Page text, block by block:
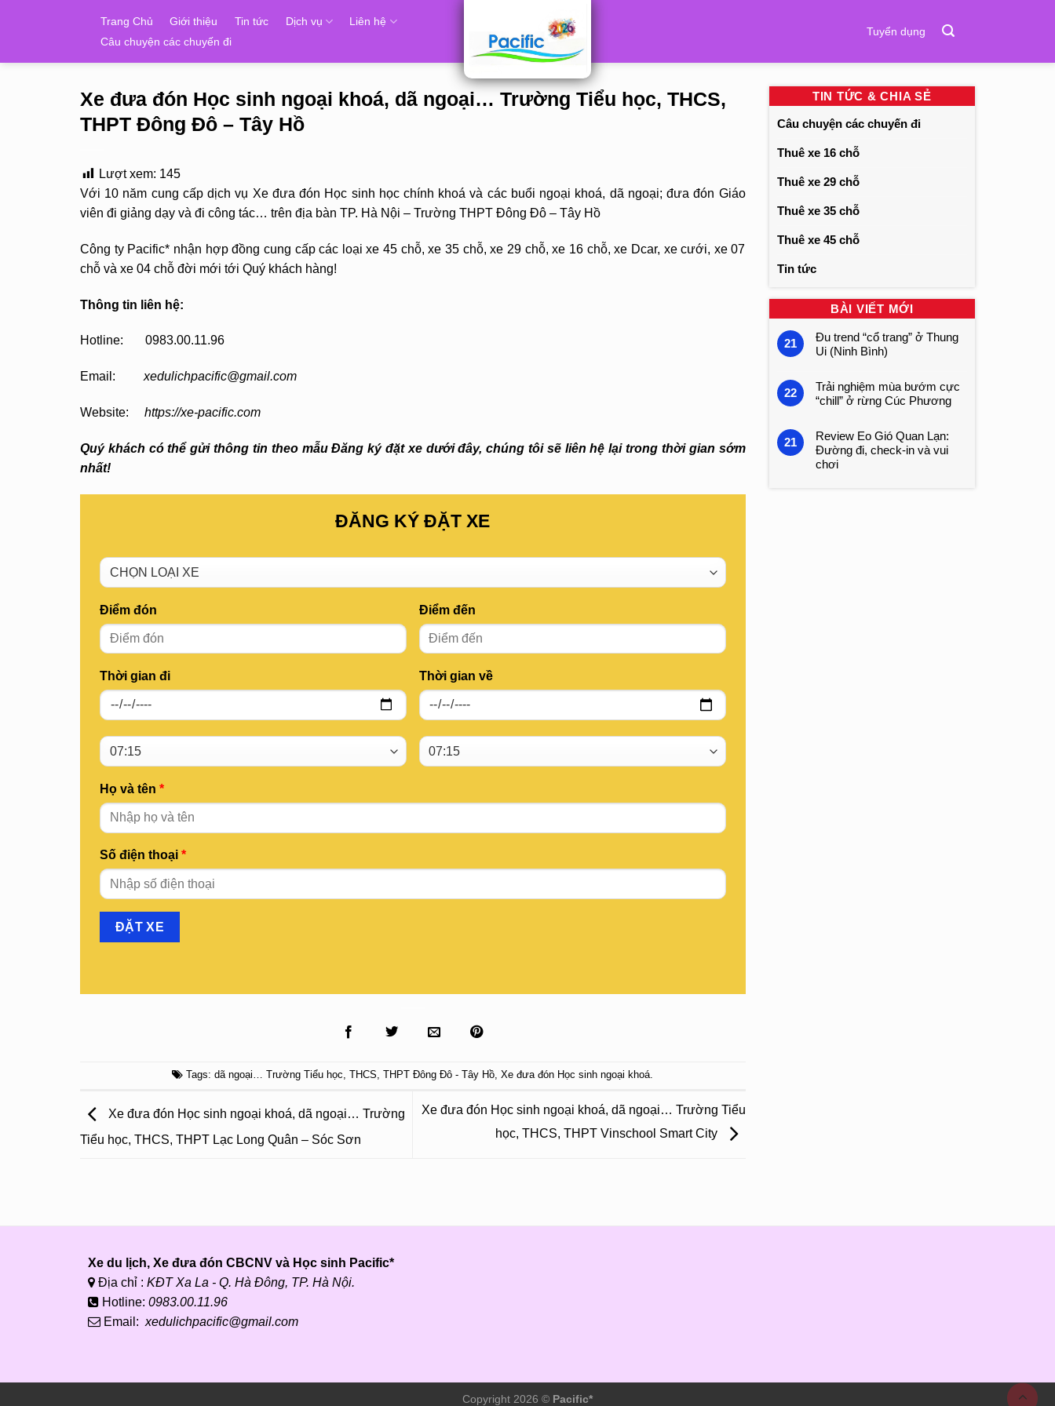
Trang Chủ Giới thiệu Tin tức Dịch vụ
Liên hệ
Câu chuyện các chuyến đi
Tuyển dụng
Xe đưa đón Học sinh ngoại khoá, dã ngoại… Trường Tiểu học, THCS,
THPT Đông Đô – Tây Hồ
Lượt xem: 145
Với 10 năm cung cấp dịch vụ Xe đưa đón Học sinh học chính khoá và các buổi ngoại khoá, dã ngoại; đưa đón Giáo
viên đi giảng dạy và đi công tác… trên địa bàn TP. Hà Nội – Trường THPT Đông Đô – Tây Hồ
Công ty Pacific* nhận hợp đồng cung cấp các loại xe 45 chỗ, xe 35 chỗ, xe 29 chỗ, xe 16 chỗ, xe Dcar, xe cưới, xe 07
chỗ và xe 04 chỗ đời mới tới Quý khách hàng!
Thông tin liên hệ:
Hotline: 0983.00.11.96
Email: xedulichpacific@gmail.com
Website: https://xe-pacific.com
Quý khách có thể gửi thông tin theo mẫu Đăng ký đặt xe dưới đây, chúng tôi sẽ liên hệ lại trong thời gian sớm
nhất!
ĐĂNG KÝ ĐẶT XE
Điểm đón
Thời gian đi
Điểm đến
Thời gian về
Họ và tên *
Số điện thoại *
Tags:dã ngoại… Trường Tiểu học,THCS,THPT Đông Đô - Tây Hồ,Xe đưa đón Học sinh ngoại khoá.
Xe đưa đón Học sinh ngoại khoá, dã ngoại… Trường
Tiểu học, THCS, THPT Lạc Long Quân – Sóc Sơn
Xe đưa đón Học sinh ngoại khoá, dã ngoại… Trường Tiểu
học, THCS, THPT Vinschool Smart City
TIN TỨC & CHIA SẺ
Câu chuyện các chuyến đi
Thuê xe 16 chỗ
Thuê xe 29 chỗ
Thuê xe 35 chỗ
Thuê xe 45 chỗ
Tin tức
BÀI VIẾT MỚI
21
Đu trend “cổ trang” ở Thung
Ui (Ninh Bình)
22
Trải nghiệm mùa bướm cực
“chill” ở rừng Cúc Phương
21
Review Eo Gió Quan Lạn:
Đường đi, check-in và vui
chơi
Xe du lịch, Xe đưa đón CBCNV và Học sinh Pacific*
Địa chỉ : KĐT Xa La - Q. Hà Đông, TP. Hà Nội.
Hotline: 0983.00.11.96
Email: xedulichpacific@gmail.com
Copyright 2026 © Pacific*